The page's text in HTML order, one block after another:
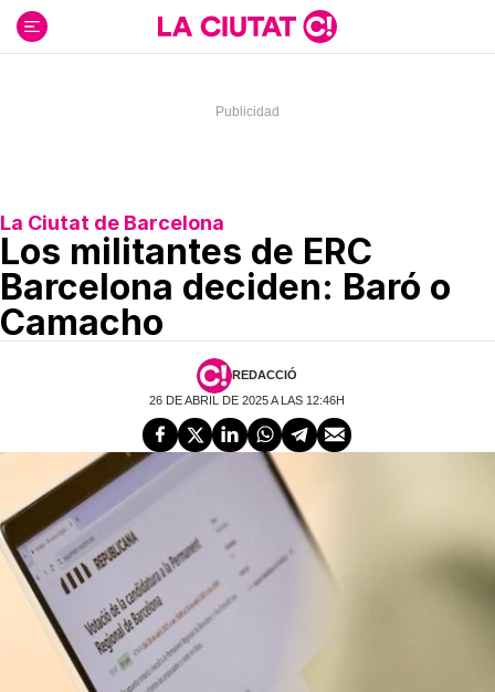
contenido
La Ciutat de Barcelona
Los militantes de ERC
Barcelona deciden: Baró o
Camacho
REDACCIÓ
26 DE ABRIL DE 2025 A LAS 12:46H